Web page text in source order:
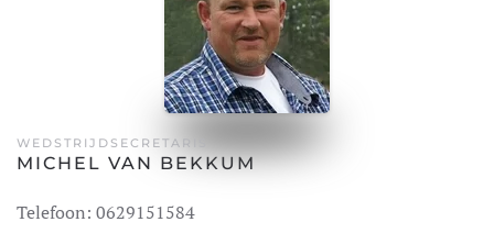
WEDSTRIJDSECRETARIS
MICHEL VAN BEKKUM
Telefoon: 0629151584